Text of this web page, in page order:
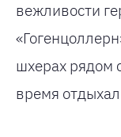
вежливости
шхерах рядом
время